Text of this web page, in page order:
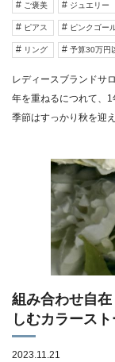
ご褒美 ジュエリー
ピアス ピンクゴー
リング 予算30万円
レディースブランドサ
年を重ねるにつれて、1
季節はすっかり秋を迎
組み合わせ自
しむカラースト
2023.11.21